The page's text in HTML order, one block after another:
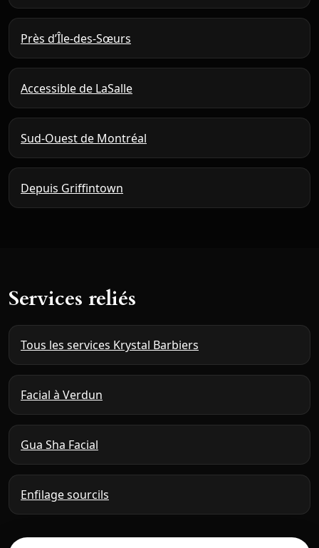
Près d’Île-des-Sœurs
Accessible de LaSalle
Sud-Ouest de Montréal
Depuis Griffintown
Services reliés
Tous les services Krystal Barbiers
Facial à Verdun
Gua Sha Facial
Enfilage sourcils